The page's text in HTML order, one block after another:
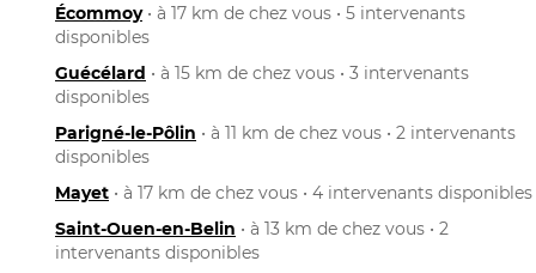
Écommoy• à 17 km de chez vous • 5 intervenants
disponibles
Guécélard • à 15 km de chez vous • 3 intervenants
disponibles
Parigné-le-Pôlin • à 11 km de chez vous • 2 intervenants
disponibles
Mayet • à 17 km de chez vous • 4 intervenants disponibles
Saint-Ouen-en-Belin • à 13 km de chez vous • 2
intervenants disponibles